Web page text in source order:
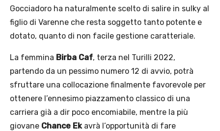
Gocciadoro ha naturalmente scelto di salire in sulky al
figlio di Varenne che resta soggetto tanto potente e
dotato, quanto di non facile gestione caratteriale.
La femmina Birba Caf, terza nel Turilli 2022,
partendo da un pessimo numero 12 di avvio, potrà
sfruttare una collocazione finalmente favorevole per
ottenere l’ennesimo piazzamento classico di una
carriera già a dir poco encomiabile, mentre la più
giovane Chance Ek avrà l’opportunità di fare